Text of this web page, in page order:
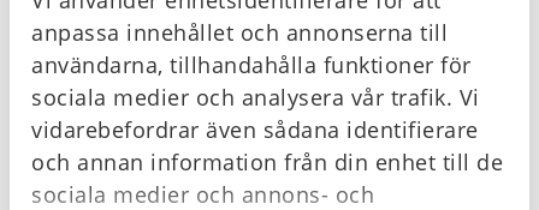
anpassa innehållet och annonserna till
användarna, tillhandahålla funktioner för
sociala medier och analysera vår trafik. Vi
vidarebefordrar även sådana identifierare
och annan information från din enhet till de
sociala medier och annons- och
Laerdal Little Baby
QCPR Ljus hy, 4-pack
8 640 kr Gå till
Laerdal Little Anne
Luftväg, 96-pack
3 280kr